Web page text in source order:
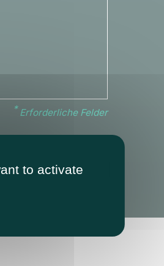
Erforderliche Felder
to activate